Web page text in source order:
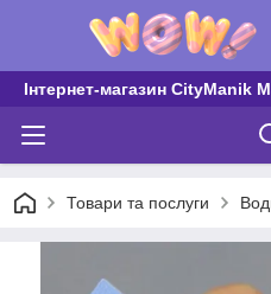
Інтернет-магазин CityManik
Товари та послуги